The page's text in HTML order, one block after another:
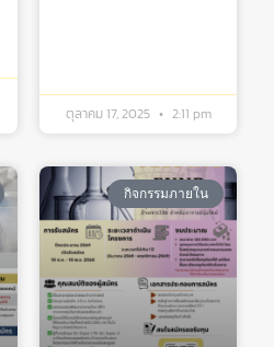
ตุลาคม 17, 2025 2:11 pm
กิจกรรมภายใน